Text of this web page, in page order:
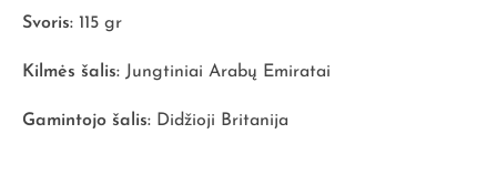
Svoris: 115 gr
Kilmės šalis: Jungtiniai Arabų Emiratai
Gamintojo šalis: Didžioji Britanija